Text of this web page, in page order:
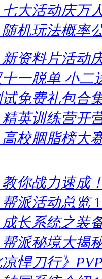
七大活动庆万
随机玩法概率
新资料片活动
十一脱单 小二
免费礼包合
精英训练营开
高校胭脂榜大
教你战力速成
帮派活动总览
成长系统之装
帮派秘境大揭
悍刀行》